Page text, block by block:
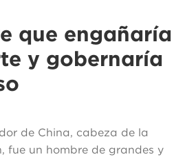
que engañaría
y gobernaría
de China, cabeza de la
fue un hombre de grandes y